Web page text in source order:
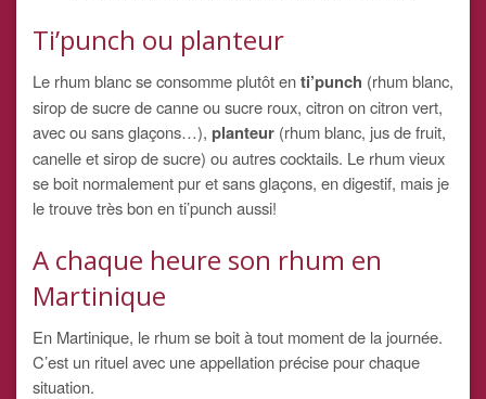
Ti’punch ou planteur
Le rhum blanc se consomme plutôt enti’punch (rhum blanc,
sirop de sucre de canne ou sucre roux, citron on citron vert,
avec ou sans glaçons…), planteur (rhum blanc, jus de fruit,
canelle et sirop de sucre) ou autres cocktails. Le rhum vieux
se boit normalement pur et sans glaçons, en digestif, mais je
le trouve très bon en ti’punch aussi!
A chaque heure son rhum en
Martinique
En Martinique, le rhum se boit à tout moment de la journée.
C’est un rituel avec une appellation précise pour chaque
situation.